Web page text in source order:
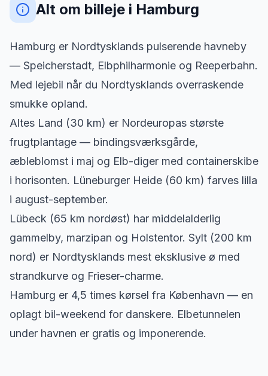
Alt om billeje i Hamburg
Hamburg er Nordtysklands pulserende havneby
— Speicherstadt, Elbphilharmonie og Reeperbahn.
Med lejebil når du Nordtysklands overraskende
smukke opland.
Altes Land (30 km) er Nordeuropas største
frugtplantage — bindingsværksgårde,
æbleblomst i maj og Elb-diger med containerskibe
i horisonten. Lüneburger Heide (60 km) farves lilla
i august-september.
Lübeck (65 km nordøst) har middelalderlig
gammelby, marzipan og Holstentor. Sylt (200 km
nord) er Nordtysklands mest eksklusive ø med
strandkurve og Frieser-charme.
Hamburg er 4,5 times kørsel fra København — en
oplagt bil-weekend for danskere. Elbetunnelen
under havnen er gratis og imponerende.